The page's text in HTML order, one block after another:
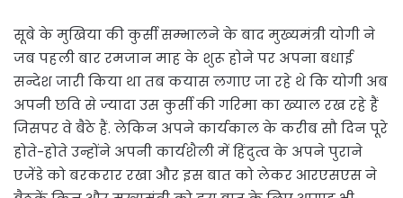
सूबे के मुखिया की कुर्सी सम्भालने के बाद मुख्यमंत्री योगी ने
जब पहली बार रमजान माह के शुरू होने पर अपना बधाई
सन्देश जारी किया था तब कयास लगाए जा रहे थे कि योगी अब
अपनी छवि से ज्यादा उस कुर्सी की गरिमा का ख्याल रख रहे हैं
जिसपर वे बैठे हैं. लेकिन अपने कार्यकाल के करीब सौ दिन पूरे
होते-होते उन्होंने अपनी कार्यशैली में हिंदुत्व के अपने पुराने
एजेंडे को बरकरार रखा और इस बात को लेकर आरएसएस ने